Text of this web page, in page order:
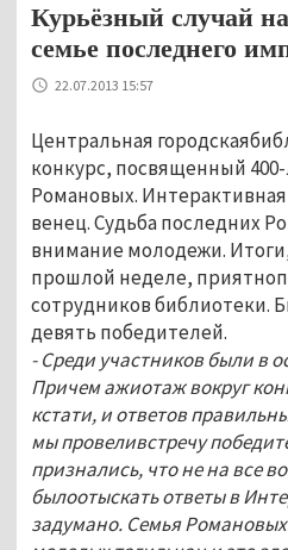
Курьёзный случай
семье последнего
22.07.2013 15:57
Центральная
конкурс, посвященный
Романовых.
венец. Судьба последних
внимание молодежи.
прошлой неделе,
сотрудников библиотеки.
девять победителей.
- Среди участников были в
Причем ажиотаж вокруг
кстати, и ответов
мы провеливстречу
признались, что не на все
былоотыскать ответы в
задумано. Семья